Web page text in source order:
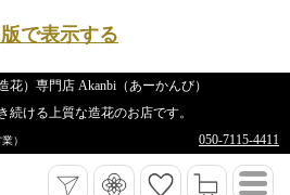
で表示する
）専門店 Akanbi（あーかんび）
続ける上質な造花のお店です。
） 050-7115-4411